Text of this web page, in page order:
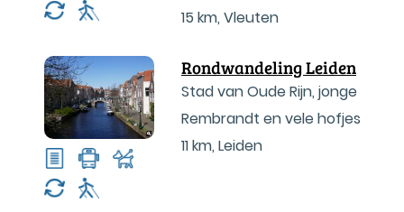
15 km, Vleuten
Rondwandeling Leiden
Stad van Oude Rijn, jonge
Rembrandt en vele hofjes
11 km, Leiden